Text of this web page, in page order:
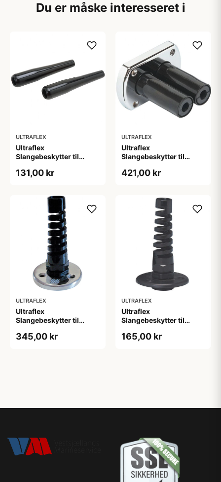
Du er måske interesseret i
ULTRAFLEX
Ultraflex
Slangebeskytter til
131,00 kr
ULTRAFLEX
Ultraflex
Slangebeskytter til
Krom
421,00 kr
ULTRAFLEX
Ultraflex
Slangebeskytter til
Stål Flange
345,00 kr
ULTRAFLEX
Ultraflex
Slangebeskytter til
165,00 kr